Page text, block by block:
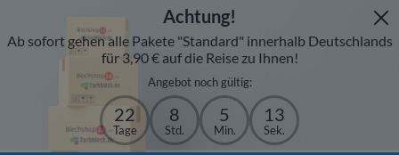
Achtung!
Ab sofort gehen alle Pakete "Standard" innerhalb Deutschlands
für 3,90 € auf die Reise zu Ihnen!
Angebot noch gültig:
22
Tage
8
Std.
5
Min.
13
Sek.